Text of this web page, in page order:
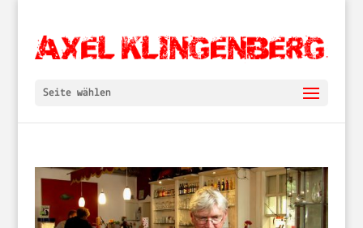
Seite wählen